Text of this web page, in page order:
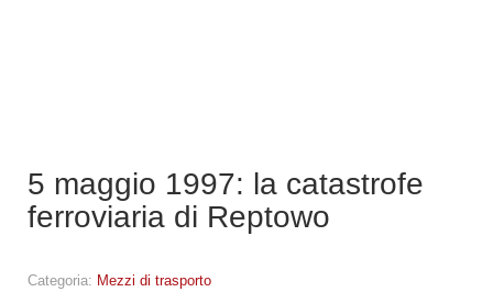
5 maggio 1997: la catastrofe
ferroviaria di Reptowo
Categoria: Mezzi di trasporto